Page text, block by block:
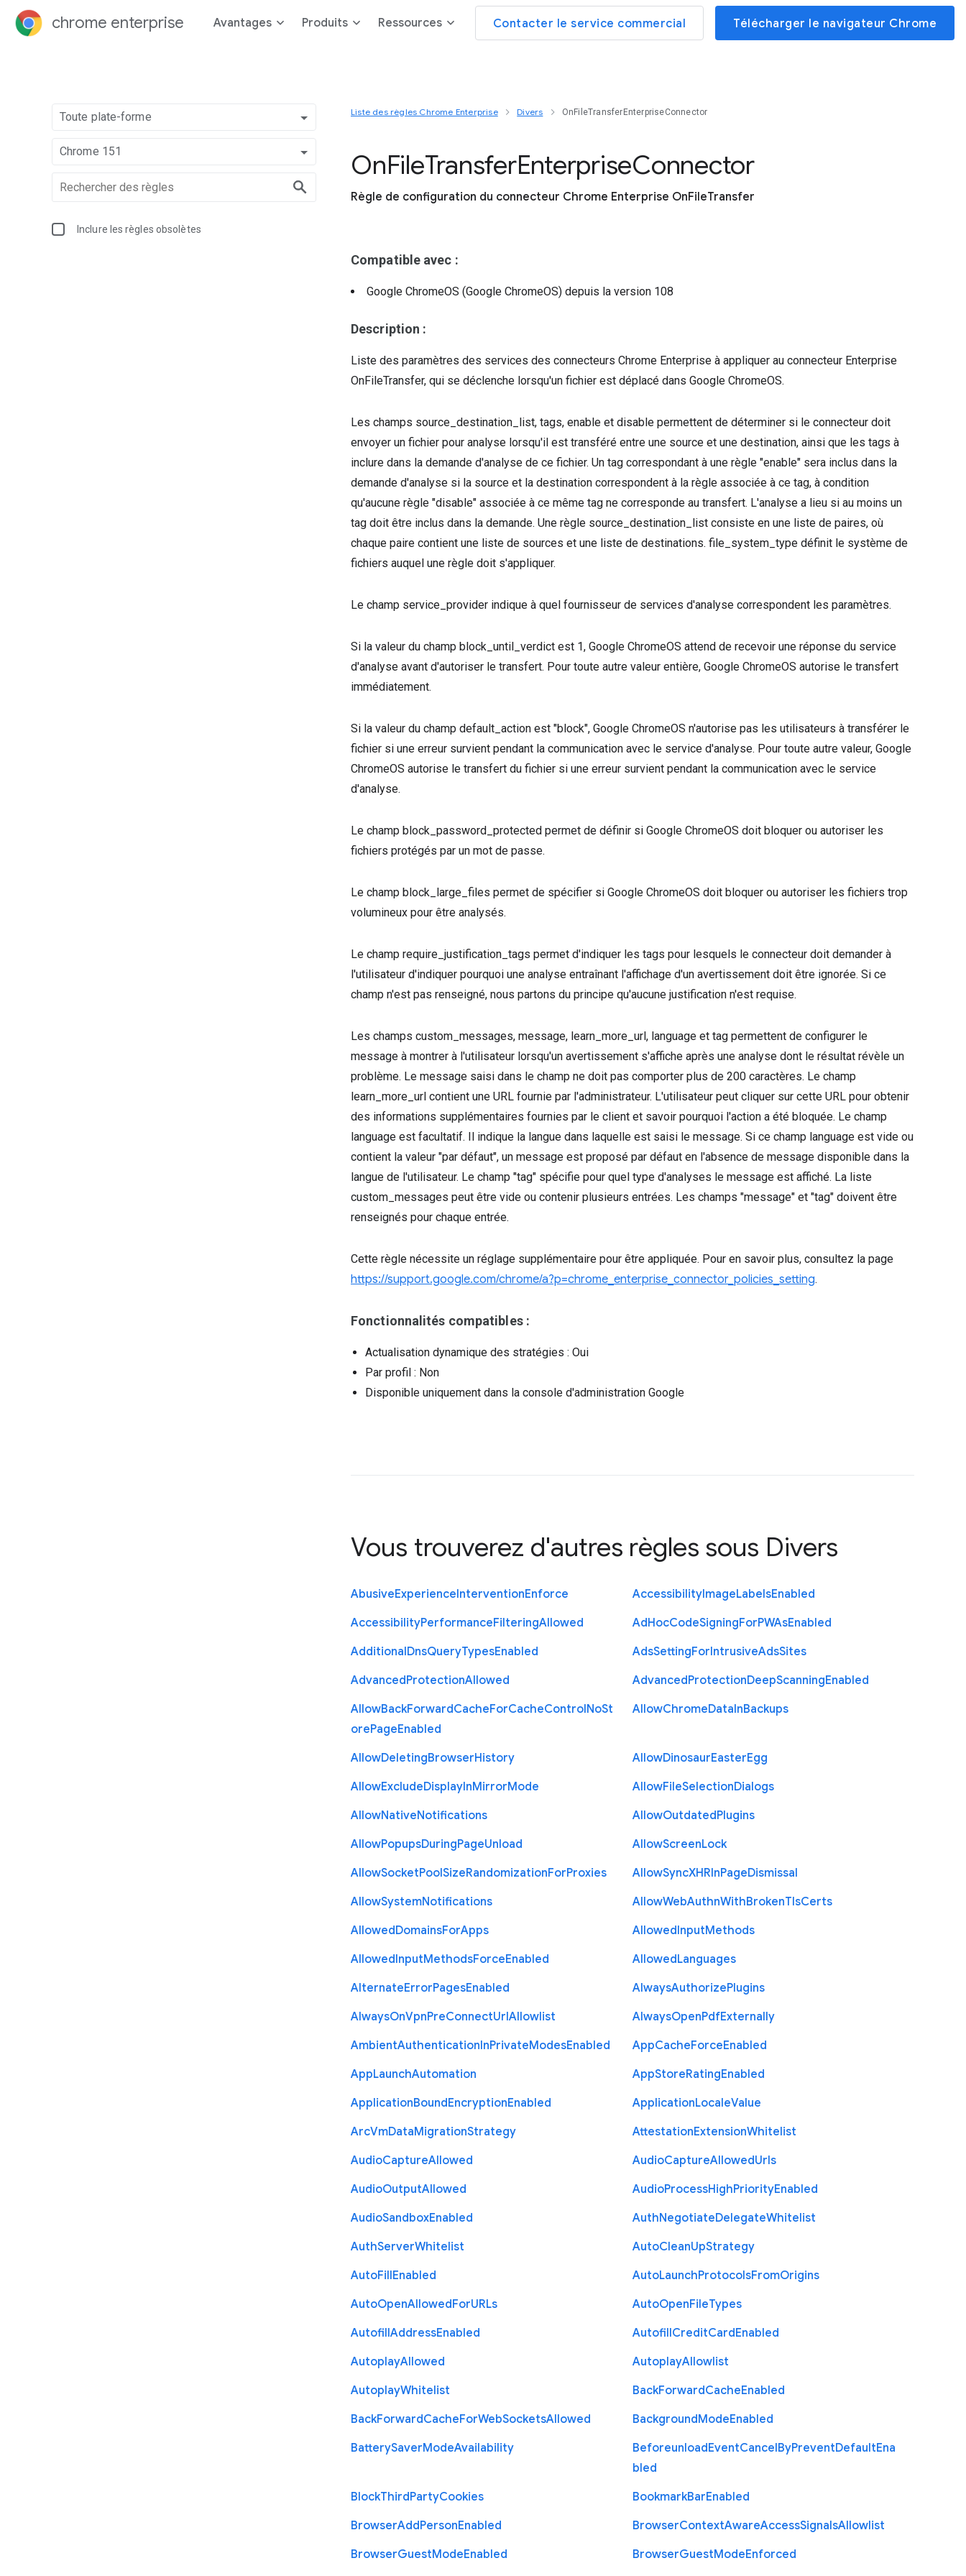
chrome enterprise Avantages Produits Ressources Contacter le service commercial Télécharger le navigateur Chrome
Toute plate-forme
Chrome 151
Inclure les règles obsolètes
Liste des règles Chrome Enterprise Divers OnFileTransferEnterpriseConnector
OnFileTransferEnterpriseConnector
Règle de configuration du connecteur Chrome Enterprise OnFileTransfer
Compatible avec :
Google ChromeOS (Google ChromeOS) depuis la version 108
Description :
Liste des paramètres des services des connecteurs Chrome Enterprise à appliquer au connecteur Enterprise
OnFileTransfer, qui se déclenche lorsqu'un fichier est déplacé dans Google ChromeOS.
Les champs source_destination_list, tags, enable et disable permettent de déterminer si le connecteur doit
envoyer un fichier pour analyse lorsqu'il est transféré entre une source et une destination, ainsi que les tags à
inclure dans la demande d'analyse de ce fichier. Un tag correspondant à une règle "enable" sera inclus dans la
demande d'analyse si la source et la destination correspondent à la règle associée à ce tag, à condition
qu'aucune règle "disable" associée à ce même tag ne corresponde au transfert. L'analyse a lieu si au moins un
tag doit être inclus dans la demande. Une règle source_destination_list consiste en une liste de paires, où
chaque paire contient une liste de sources et une liste de destinations. file_system_type définit le système de
fichiers auquel une règle doit s'appliquer.
Le champ service_provider indique à quel fournisseur de services d'analyse correspondent les paramètres.
Si la valeur du champ block_until_verdict est 1, Google ChromeOS attend de recevoir une réponse du service
d'analyse avant d'autoriser le transfert. Pour toute autre valeur entière, Google ChromeOS autorise le transfert
immédiatement.
Si la valeur du champ default_action est "block", Google ChromeOS n'autorise pas les utilisateurs à transférer le
fichier si une erreur survient pendant la communication avec le service d'analyse. Pour toute autre valeur, Google
ChromeOS autorise le transfert du fichier si une erreur survient pendant la communication avec le service
d'analyse.
Le champ block_password_protected permet de définir si Google ChromeOS doit bloquer ou autoriser les
fichiers protégés par un mot de passe.
Le champ block_large_files permet de spécifier si Google ChromeOS doit bloquer ou autoriser les fichiers trop
volumineux pour être analysés.
Le champ require_justification_tags permet d'indiquer les tags pour lesquels le connecteur doit demander à
l'utilisateur d'indiquer pourquoi une analyse entraînant l'affichage d'un avertissement doit être ignorée. Si ce
champ n'est pas renseigné, nous partons du principe qu'aucune justification n'est requise.
Les champs custom_messages, message, learn_more_url, language et tag permettent de configurer le
message à montrer à l'utilisateur lorsqu'un avertissement s'affiche après une analyse dont le résultat révèle un
problème. Le message saisi dans le champ ne doit pas comporter plus de 200 caractères. Le champ
learn_more_url contient une URL fournie par l'administrateur. L'utilisateur peut cliquer sur cette URL pour obtenir
des informations supplémentaires fournies par le client et savoir pourquoi l'action a été bloquée. Le champ
language est facultatif. Il indique la langue dans laquelle est saisi le message. Si ce champ language est vide ou
contient la valeur "par défaut", un message est proposé par défaut en l'absence de message disponible dans la
langue de l'utilisateur. Le champ "tag" spécifie pour quel type d'analyses le message est affiché. La liste
custom_messages peut être vide ou contenir plusieurs entrées. Les champs "message" et "tag" doivent être
renseignés pour chaque entrée.
Cette règle nécessite un réglage supplémentaire pour être appliquée. Pour en savoir plus, consultez la page
https://support.google.com/chrome/a?p=chrome_enterprise_connector_policies_setting.
Fonctionnalités compatibles :
Actualisation dynamique des stratégies : Oui
Par profil : Non
Disponible uniquement dans la console d'administration Google
Vous trouverez d'autres règles sous Divers
AbusiveExperienceInterventionEnforce AccessibilityImageLabelsEnabled
AccessibilityPerformanceFilteringAllowed AdHocCodeSigningForPWAsEnabled
AdditionalDnsQueryTypesEnabled AdsSettingForIntrusiveAdsSites
AdvancedProtectionAllowed AdvancedProtectionDeepScanningEnabled
AllowBackForwardCacheForCacheControlNoSt
orePageEnabled
AllowChromeDataInBackups
AllowDeletingBrowserHistory AllowDinosaurEasterEgg
AllowExcludeDisplayInMirrorMode AllowFileSelectionDialogs
AllowNativeNotifications AllowOutdatedPlugins
AllowPopupsDuringPageUnload AllowScreenLock
AllowSocketPoolSizeRandomizationForProxies AllowSyncXHRInPageDismissal
AllowSystemNotifications AllowWebAuthnWithBrokenTlsCerts
AllowedDomainsForApps AllowedInputMethods
AllowedInputMethodsForceEnabled AllowedLanguages
AlternateErrorPagesEnabled AlwaysAuthorizePlugins
AlwaysOnVpnPreConnectUrlAllowlist AlwaysOpenPdfExternally
AmbientAuthenticationInPrivateModesEnabled AppCacheForceEnabled
AppLaunchAutomation AppStoreRatingEnabled
ApplicationBoundEncryptionEnabled ApplicationLocaleValue
ArcVmDataMigrationStrategy AttestationExtensionWhitelist
AudioCaptureAllowed AudioCaptureAllowedUrls
AudioOutputAllowed AudioProcessHighPriorityEnabled
AudioSandboxEnabled AuthNegotiateDelegateWhitelist
AuthServerWhitelist AutoCleanUpStrategy
AutoFillEnabled AutoLaunchProtocolsFromOrigins
AutoOpenAllowedForURLs AutoOpenFileTypes
AutofillAddressEnabled AutofillCreditCardEnabled
AutoplayAllowed AutoplayAllowlist
AutoplayWhitelist BackForwardCacheEnabled
BackForwardCacheForWebSocketsAllowed BackgroundModeEnabled
BatterySaverModeAvailability BeforeunloadEventCancelByPreventDefaultEna
bled
BlockThirdPartyCookies BookmarkBarEnabled
BrowserAddPersonEnabled BrowserContextAwareAccessSignalsAllowlist
BrowserGuestModeEnabled BrowserGuestModeEnforced